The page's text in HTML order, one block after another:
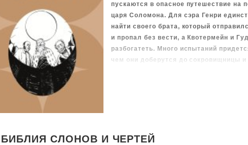
пускаются в опасное путешествие на
царя Соломона. Для сэра Генри
найти своего брата, который
и пропал без вести, а Квотермейн и
разбогатеть. Много испытаний
чем они доберутся до сокровищницы и
БИБЛИЯ СЛОНОВ И ЧЕРТЕЙ